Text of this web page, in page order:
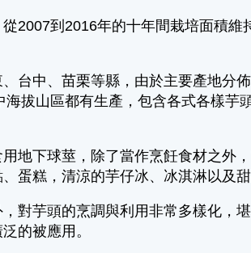
2007到2016年的十年間栽培面積
台中、苗栗等縣，由於主要產地分
拔山區都有生產，包含各式各樣芋
地下球莖，除了當作烹飪食材之外
蛋糕，清涼的芋仔冰、冰淇淋以及甜
對芋頭的烹調與利用非常多樣化，
的被應用。